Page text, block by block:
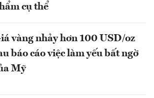
cụ thể
vàng nhảy hơn 100 USD/oz
báo cáo việc làm yếu bất ngờ
Mỹ